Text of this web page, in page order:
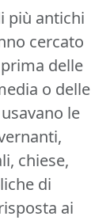
più antichi
cercato
delle
o delle
le
chiese,
di
ai